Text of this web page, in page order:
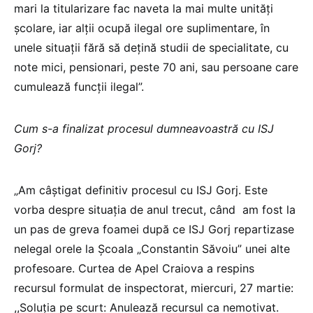
mari la titularizare fac naveta la mai multe unități
școlare, iar alții ocupă ilegal ore suplimentare, în
unele situații fără să dețină studii de specialitate, cu
note mici, pensionari, peste 70 ani, sau persoane care
cumulează funcții ilegal”.
Cum s-a finalizat procesul dumneavoastră cu ISJ
Gorj?
„Am câștigat definitiv procesul cu ISJ Gorj. Este
vorba despre situația de anul trecut, când am fost la
un pas de greva foamei după ce ISJ Gorj repartizase
nelegal orele la Școala „Constantin Săvoiu” unei alte
profesoare. Curtea de Apel Craiova a respins
recursul formulat de inspectorat, miercuri, 27 martie:
,,Soluția pe scurt: Anulează recursul ca nemotivat.